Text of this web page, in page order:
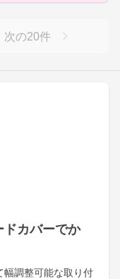
ドカバーでか
幅調整可能な取り付
次の20件